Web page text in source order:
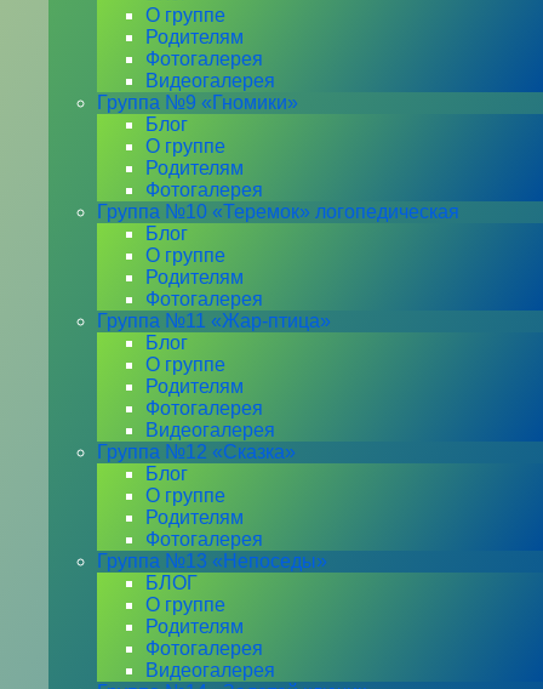
О группе
Родителям
Фотогалерея
Видеогалерея
Группа №9 «Гномики»
Блог
О группе
Родителям
Фотогалерея
Группа №10 «Теремок» логопедическая
Блог
О группе
Родителям
Фотогалерея
Группа №11 «Жар-птица»
Блог
О группе
Родителям
Фотогалерея
Видеогалерея
Группа №12 «Сказка»
Блог
О группе
Родителям
Фотогалерея
Группа №13 «Непоседы»
БЛОГ
О группе
Родителям
Фотогалерея
Видеогалерея